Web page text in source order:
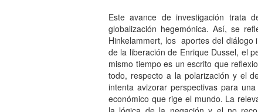
Este avance de investigación trata
globalización hegemónica. Así, se
Hinkelammert, los aportes del diálogo
de la liberación de Enrique Dussel, el
mismo tiempo es un escrito que
todo, respecto a la polarización y el
intenta avizorar perspectivas para
económico que rige el mundo. La